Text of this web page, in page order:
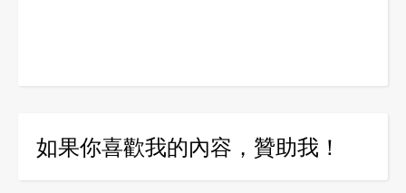
如果你喜歡我的內容，贊助我！